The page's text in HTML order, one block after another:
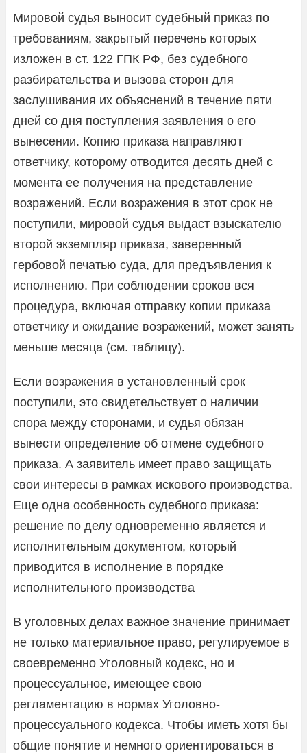
Мировой судья выносит судебный приказ по
требованиям, закрытый перечень которых
изложен в ст. 122 ГПК РФ, без судебного
разбирательства и вызова сторон для
заслушивания их объяснений в течение пяти
дней со дня поступления заявления о его
вынесении. Копию приказа направляют
ответчику, которому отводится десять дней с
момента ее получения на представление
возражений. Если возражения в этот срок не
поступили, мировой судья выдаст взыскателю
второй экземпляр приказа, заверенный
гербовой печатью суда, для предъявления к
исполнению. При соблюдении сроков вся
процедура, включая отправку копии приказа
ответчику и ожидание возражений, может занять
меньше месяца (см. таблицу).
Если возражения в установленный срок
поступили, это свидетельствует о наличии
спора между сторонами, и судья обязан
вынести определение об отмене судебного
приказа. А заявитель имеет право защищать
свои интересы в рамках искового производства.
Еще одна особенность судебного приказа:
решение по делу одновременно является и
исполнительным документом, который
приводится в исполнение в порядке
исполнительного производства
В уголовных делах важное значение принимает
не только материальное право, регулируемое в
своевременно Уголовный кодекс, но и
процессуальное, имеющее свою
регламентацию в нормах Уголовно-
процессуального кодекса. Чтобы иметь хотя бы
общие понятие и немного ориентироваться в